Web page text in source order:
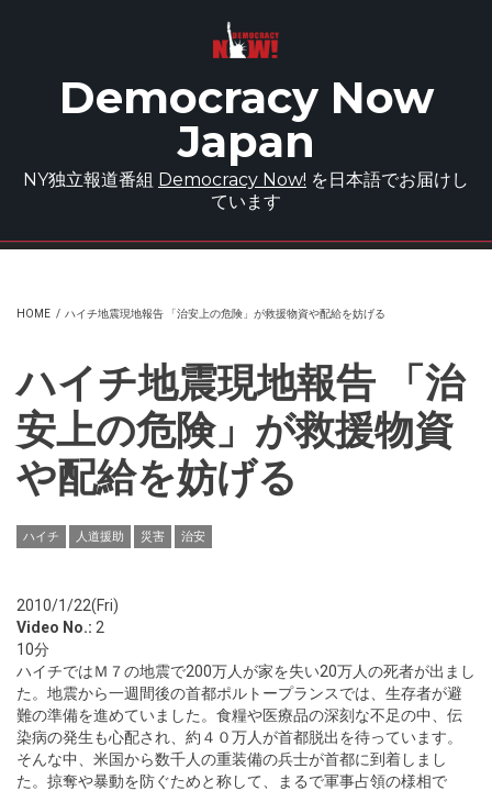
Democracy Now
Japan
NY独立報道番組 Democracy Now! を日本語でお届けし
ています
HOME / ハイチ地震現地報告 「治安上の危険」が救援物資や配給を妨げる
ハイチ地震現地報告 「治
安上の危険」が救援物資
や配給を妨げる
ハイチ 人道援助 災害 治安
2010/1/22(Fri)
Video No.: 2
10分
ハイチではＭ７の地震で200万人が家を失い20万人の死者が出まし
た。地震から一週間後の首都ポルトープランスでは、生存者が避
難の準備を進めていました。食糧や医療品の深刻な不足の中、伝
染病の発生も心配され、約４０万人が首都脱出を待っています。
そんな中、米国から数千人の重装備の兵士が首都に到着しまし
た。掠奪や暴動を防ぐためと称して、まるで軍事占領の様相で